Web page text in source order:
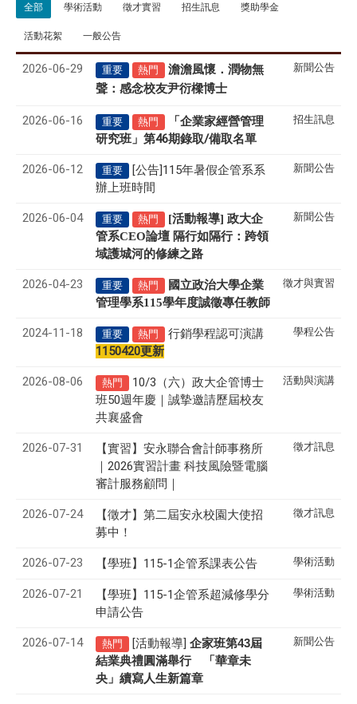
全部 學術活動 徵才實習 招生訊息 獎助學金
活動花絮 一般公告
2026-06-29 重要 熱門
澹澹風懷．潤物無
聲 ： 感念校友尹衍樑博士
新聞公告
2026-06-16 重要 熱門
「企業家經營管理
研究班」第46期錄取/備取名單
招生訊息
2026-06-12 重要
[公告]115年暑假企管系系
辦上班時間
新聞公告
2026-06-04 重要 熱門
[活動報導] 政大企
管系CEO論壇 隔行如隔行：跨領
域護城河的修練之路
新聞公告
2026-04-23 重要 熱門
國立政治大學企業
管理學系115學年度誠徵專任教師
徵才與實習
2024-11-18 重要 熱門
行銷學程認可演講
1150420更新
學程公告
2026-08-06 熱門
10/3（六）政大企管博士
班50週年慶｜誠摯邀請歷屆校友
共襄盛會
活動與演講
2026-07-31
【實習】安永聯合會計師事務所
｜2026實習計畫 科技風險暨電腦
審計服務顧問｜
徵才訊息
2026-07-24 【徵才】 第二屆安永校園大使招
募中！
徵才訊息
2026-07-23 【學班】115-1企管系課表公告 學術活動
2026-07-21
【學班】115-1企管系超減修學分
申請公告
學術活動
2026-07-14 熱門 [活動報導] 企家班第43屆
結業典禮圓滿舉行 「華章未
央」續寫人生新篇章
新聞公告